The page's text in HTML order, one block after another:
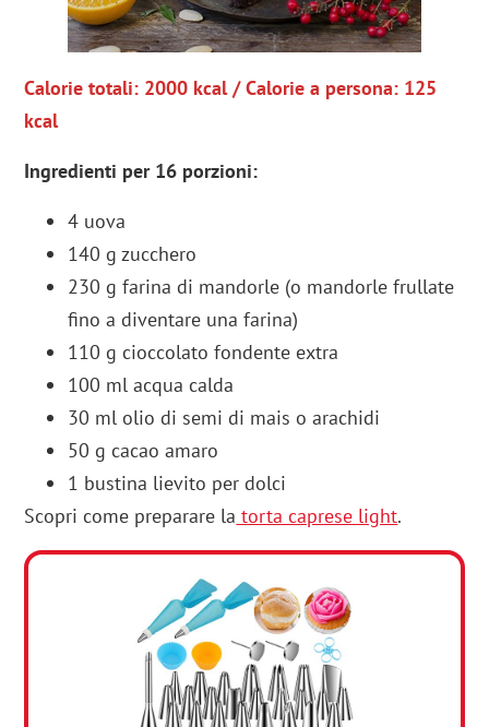
Calorie totali: 2000 kcal / Calorie a persona: 125
kcal
Ingredienti per 16 porzioni:
4 uova
140 g zucchero
230 g farina di mandorle (o mandorle frullate
fino a diventare una farina)
110 g cioccolato fondente extra
100 ml acqua calda
30 ml olio di semi di mais o arachidi
50 g cacao amaro
1 bustina lievito per dolci
Scopri come preparare la torta caprese light.